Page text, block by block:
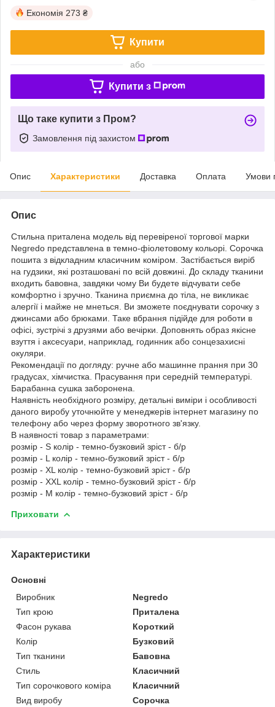
Економія 273 ₴
Купити
або
Купити з
Що таке купити з Пром?
Замовлення під захистом
Опис Характеристики Доставка Оплата Умови
Опис
Стильна приталена модель від перевіреної торгової марки
Negredo представлена в темно-фіолетовому кольорі. Сорочка
пошита з відкладним класичним коміром. Застібається виріб
на гудзики, які розташовані по всій довжині. До складу тканини
входить бавовна, завдяки чому Ви будете відчувати себе
комфортно і зручно. Тканина приємна до тіла, не викликає
алергії і майже не мнеться. Ви зможете поєднувати сорочку з
джинсами або брюками. Таке вбрання підійде для роботи в
офісі, зустрічі з друзями або вечірки. Доповнять образ якісне
взуття і аксесуари, наприклад, годинник або сонцезахисні
окуляри.
Рекомендації по догляду: ручне або машинне прання при 30
градусах, хімчистка. Прасування при середній температурі.
Барабанна сушка заборонена.
Наявність необхідного розміру, детальні виміри і особливості
даного виробу уточнюйте у менеджерів інтернет магазину по
телефону або через форму зворотного зв'язку.
В наявності товар з параметрами:
розмір - S колір - темно-бузковий зріст - б/р
розмір - L колір - темно-бузковий зріст - б/р
розмір - XL колір - темно-бузковий зріст - б/р
розмір - XXL колір - темно-бузковий зріст - б/р
розмір - M колір - темно-бузковий зріст - б/р
Приховати
Характеристики
Основні
Виробник
Negredo
Тип крою
Приталена
Фасон рукава
Короткий
Колір
Бузковий
Тип тканини
Бавовна
Стиль
Класичний
Тип сорочкового коміра
Класичний
Вид виробу
Сорочка